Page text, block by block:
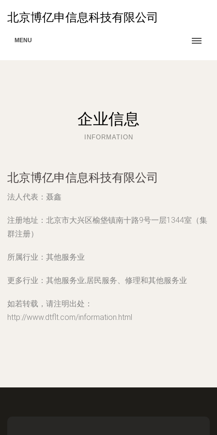
北京博亿申信息科技有限公司
MENU
企业信息
INFORMATION
北京博亿申信息科技有限公司
法人代表： 聂鑫
注册地址： 北京市大兴区榆垡镇南十路9号一层1344室（集
群注册）
所属行业： 其他服务业
更多行业： 其他服务业,居民服务、修理和其他服务业
如若转载，请注明出处：
http://www.dtflt.com/information.html